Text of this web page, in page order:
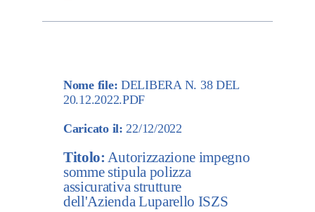
Nome file: DELIBERA N. 38 DEL
20.12.2022.PDF
Caricato il: 22/12/2022
Titolo: Autorizzazione impegno
somme stipula polizza
assicurativa strutture
dell'Azienda Luparello ISZS